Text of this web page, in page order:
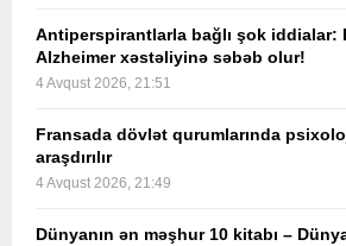
Antiperspirantlarla bağlı şok iddialar:
Alzheimer xəstəliyinə səbəb olur!
4 Avqust 2026, 21:51
Fransada dövlət qurumlarında
araşdırılır
4 Avqust 2026, 21:49
Dünyanın ən məşhur 10 kitabı –